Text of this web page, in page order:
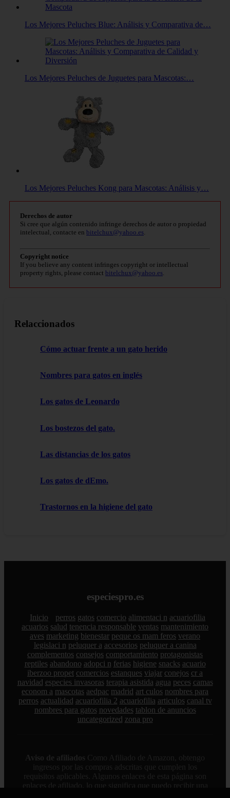
Los Mejores Peluches Blue: Análisis y Comparativa de…
Los Mejores Peluches de Juguetes para Mascotas:…
Los Mejores Peluches Kong para Mascotas: Análisis y…
Derechos de autor
Si cree que algún contenido infringe derechos de autor o propiedad
intelectual, contacte en bitelchux@yahoo.es.
Copyright notice
If you believe any content infringes copyright or intellectual
property rights, please contact bitelchux@yahoo.es.
Relaccionados
Cómo actuar frente a un gato herido
Nombres para gatos en inglés
Los gatos de Leonardo
Los bostezos del gato.
Las distancias de los gatos
Los gatos de dEmo.
Trastornos en la higiene del gato
especiespro.es
Inicio perros gatos comercio alimentaci n acuariofilia
acuarios salud tenencia responsable ventas mantenimiento
aves marketing bienestar peque os mam feros verano
legislaci n peluquer a accesorios peluquer a canina
complementos consejos comportamiento protagonistas
reptiles abandono adopci n ferias higiene snacks acuario
iberzoo propet comercios estanques viajar conejos cr a
navidad especies invasoras terapia asistida agua peces camas
econom a mascotas aedpac madrid art culos nombres para
perros actualidad acuariofilia 2 acuariofilia articulos canal tv
nombres para gatos novedades tablon de anuncios
uncategorized zona pro
Aviso de afiliados Como Afiliado de Amazon, obtengo
ingresos por las compras adscritas que cumplen los
requisitos aplicables. Algunos enlaces de esta página son
enlaces de afiliado, lo que significa que puedo recibir una